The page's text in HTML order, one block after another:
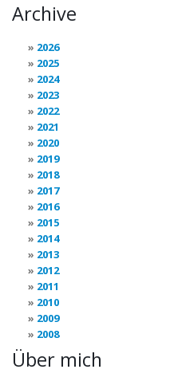
Archive
2026
2025
2024
2023
2022
2021
2020
2019
2018
2017
2016
2015
2014
2013
2012
2011
2010
2009
2008
Über mich